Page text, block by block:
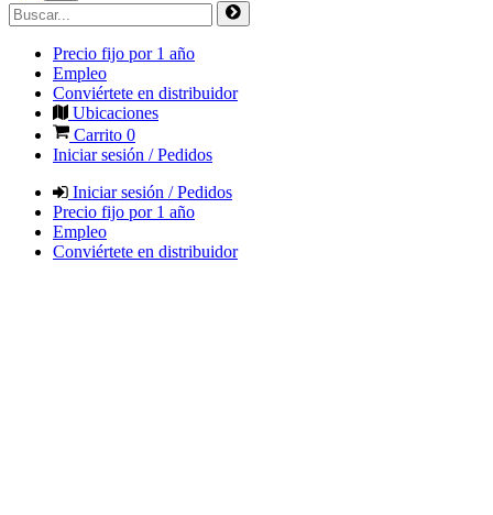
Precio fijo por 1 año
Empleo
Conviértete en distribuidor
Ubicaciones
Carrito 0
Iniciar sesión / Pedidos
Iniciar sesión / Pedidos
Precio fijo por 1 año
Empleo
Conviértete en distribuidor